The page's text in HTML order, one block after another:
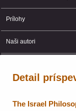
Prílohy
Naši autori
Detail
The Israel